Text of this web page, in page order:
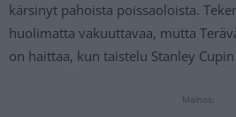
kärsinyt pahoista poissaoloista.
huolimatta vakuuttavaa, mutta
on haittaa, kun taistelu Stanley
Mainos: